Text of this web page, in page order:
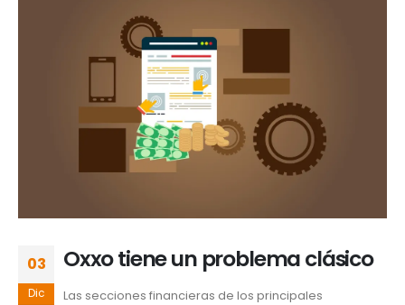
03
Dic
Oxxo tiene un problema clásico
Las secciones financieras de los principales